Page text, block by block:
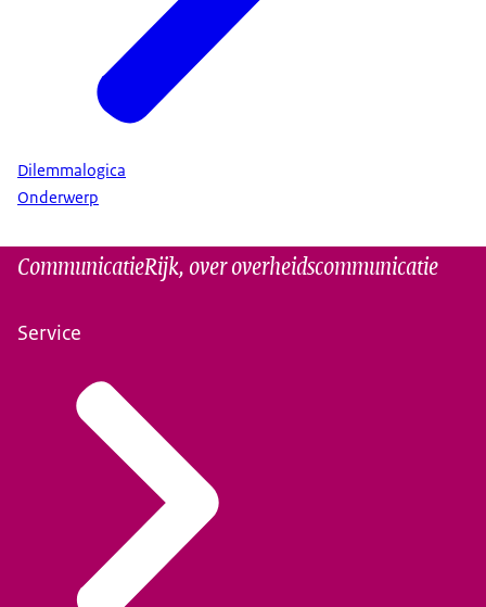
Dilemmalogica
Onderwerp
CommunicatieRijk, over overheidscommunicatie
Service